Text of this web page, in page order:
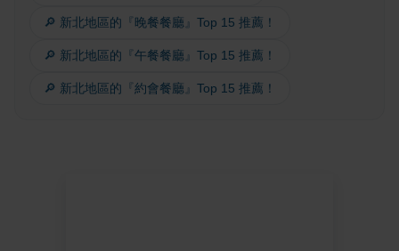
🔎 新北地區的『晚餐餐廳』Top 15 推薦！
🔎 新北地區的『午餐餐廳』Top 15 推薦！
🔎 新北地區的『約會餐廳』Top 15 推薦！